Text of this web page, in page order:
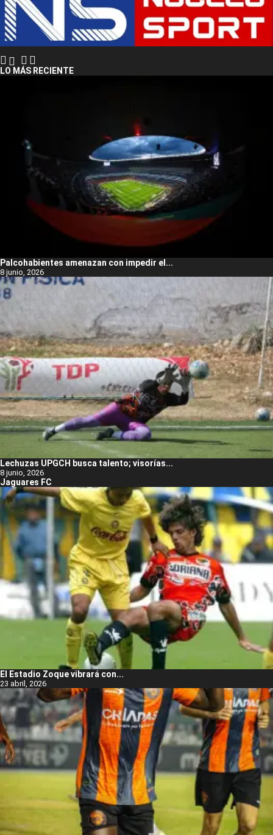
LO MÁS RECIENTE
Palcohabientes amenazan con impedir el...
8 junio, 2026
Lechuzas UPGCH busca talento; visorías...
8 junio, 2026
Jaguares FC
El Estadio Zoque vibrará con...
23 abril, 2026